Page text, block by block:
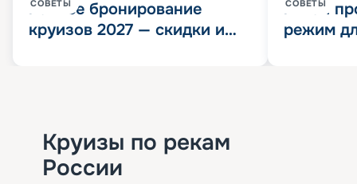
СОВЕТЫ
Раннее бронирование
круизов 2027 — скидки и
СОВЕТЫ
Китай
режим
Круизы по рекам
России